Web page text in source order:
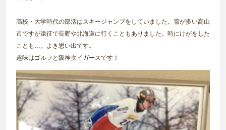
高校・大学時代の部活はスキージャンプをしていました。雪が多い高山
市ですが遠征で長野や北海道に行くこともありました。時にけがをした
ことも…。よき思い出です。
趣味はゴルフと阪神タイガースです！